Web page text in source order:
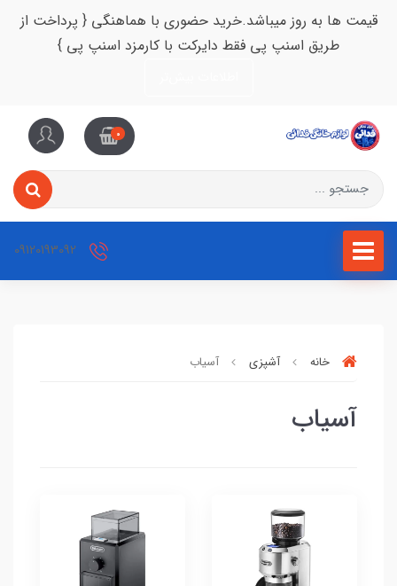
قیمت ها به روز میباشد.خرید حضوری با هماهنگی { پرداخت از
طریق اسنپ پی فقط دایرکت با کارمزد اسنپ پی }
0
خانه آشپزی آسیاب
آسیاب